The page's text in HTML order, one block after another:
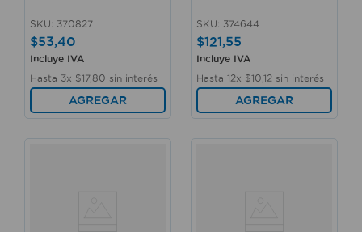
SKU: 370827
$53,40
Incluye IVA
Hasta 3x $17,80 sin interés
AGREGAR
SKU: 374644
$121,55
Incluye IVA
Hasta 12x $10 12 sin interés
AGREGAR